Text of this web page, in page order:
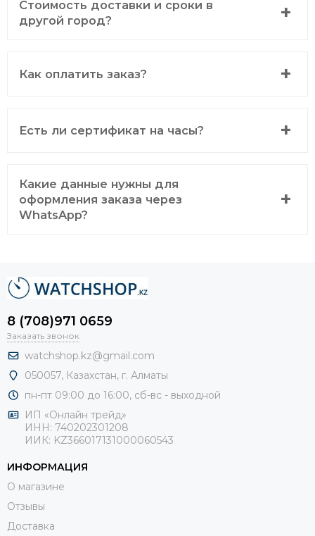
Стоимость доставки и сроки в
другой город?
Как оплатить заказ?
Есть ли сертификат на часы?
Какие данные нужны для
оформления заказа через
WhatsApp?
8 (708)971 0659
Заказать звонок
watchshop.kz@gmail.com
050057, Казахстан, г. Алматы
пн-пт 09:00 до 16:00, сб-вс - выходной
ИП «Онлайн трейд»
ИНН: 740202301208
ИИК: KZ366017131000060543
ИНФОРМАЦИЯ
О магазине
Отзывы
Доставка